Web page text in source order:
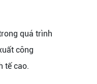
quá trình
công
tế cao.